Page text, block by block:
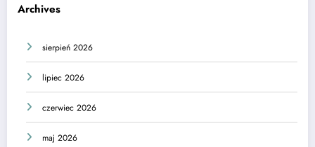
Archives
sierpień 2026
lipiec 2026
czerwiec 2026
maj 2026